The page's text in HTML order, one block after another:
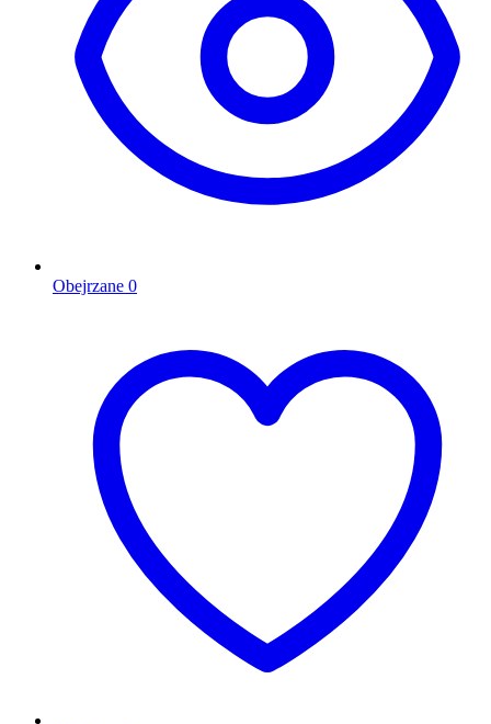
Obejrzane 0